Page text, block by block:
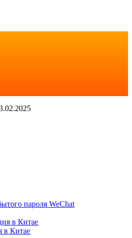
пароля WeChat
в Китае